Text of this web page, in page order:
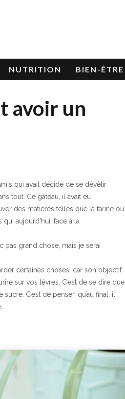
NUTRITION BIEN-ÊTRE
avoir un
qui avait décidé de se dévêtir
tout. Ce gâteau, il avait eu
des matières telles que la farine ou
aujourd’hui, face à la
pas grand chose, mais je serai
certaines choses, car son objectif
sur vos lèvres. C’est de se dire que
C’est de penser, qu’au final, il